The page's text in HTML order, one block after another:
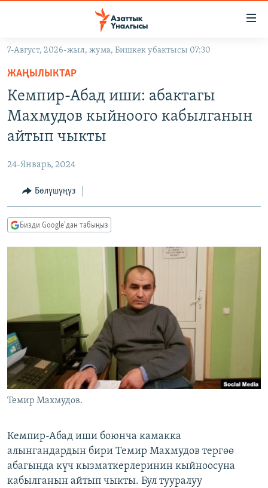
Навигацияга
өтүңүз
Издөөгө
салыңызКЫРГЫЗСТАН
САЯСАТ
МАДАНИЯТ
ДҮЙНӨ
УКРАИНА
ТВ ПРОГРАММАЛАР
БҮГҮН АЗАТТЫКТА
ЫҢГАЙСЫЗ СУРООЛОР
ПОДКАСТ
Русский
ЭЕ/АРнун бардык сайттары
7-Август, 2026-жыл, жума, Бишкек убактысы 07:30
ЖАҢЫЛЫКТАР
Кемпир-Абад иши: абактагы
Махмудов кыйноого кабылганын
айтып чыкты
24-Январь, 2024
Бөлүшүңүз
Бизди Google'дан табыңыз
Темир Махмудов.
Кемпир-Абад иши боюнча камакка
алынгандардын бири Темир Махмудов тергөө
абагында күч кызматкерлеринин кыйноосуна
кабылганын айтып чыкты. Бул тууралуу